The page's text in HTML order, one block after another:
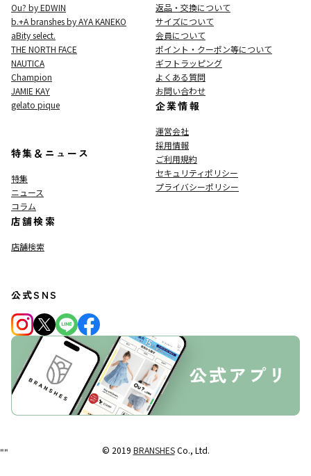
Ou? by EDWIN
b.+A branshes by AYA KANEKO
aBity select.
THE NORTH FACE
NAUTICA
Champion
JAMIE KAY
gelato pique
特集＆ニュース
特集
ニュース
コラム
店舗検索
店舗検索
返品・交換について
サイズについて
会員について
ポイント・クーポン等について
ギフトラッピング
よくある質問
お問い合わせ
企業情報
運営会社
採用情報
ご利用規約
セキュリティポリシー
プライバシーポリシー
公式SNS
© 2019 BRANSHESCo., Ltd.
""